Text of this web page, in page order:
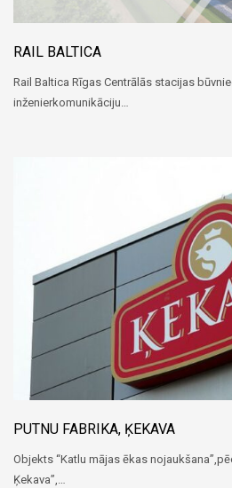
RAIL BALTICA
Rail Baltica Rīgas Centrālās stacijas
inženierkomunikāciju…
PUTNU FABRIKA, ĶEKAVA
Objekts “Katlu mājas ēkas
Ķekava”,…